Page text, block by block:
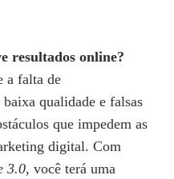
resultados online?
a falta de
qualidade e falsas
que impedem as
digital. Com
3.0, você terá uma